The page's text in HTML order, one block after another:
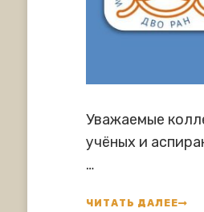
Уважаемые
учёных и
…
ЧИТАТЬ ДАЛЕЕ